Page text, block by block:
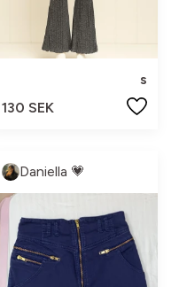
s
130 SEK
Daniella 💗